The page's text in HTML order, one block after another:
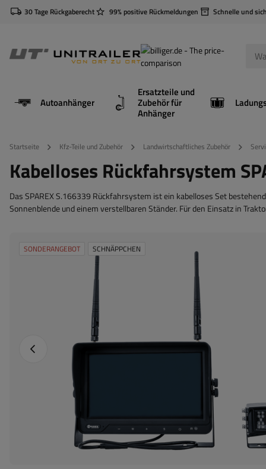
30 Tage Rückgaberecht 99% positive Rückmeldungen Schnelle und
Autoanhänger
Ersatzteile und
Zubehör für
Anhänger
Startseite Kfz-Teile und Zubehör Landwirtschaftliches Zubehör
Kabelloses Rückfahrsystem
Das SPAREX S.166339 Rückfahrsystem ist ein kabelloses Set
Sonnenblende und einem verstellbaren Ständer. Für den Einsatz in
Vorheriges Foto
SONDERANGEBOT SCHNÄPPCHEN